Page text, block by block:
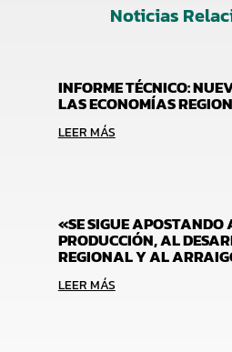
Noticias
INFORME TÉCNICO:
LAS ECONOMÍAS
LEER MÁS
«SE SIGUE APOSTANDO
PRODUCCIÓN, AL
REGIONAL Y AL
LEER MÁS